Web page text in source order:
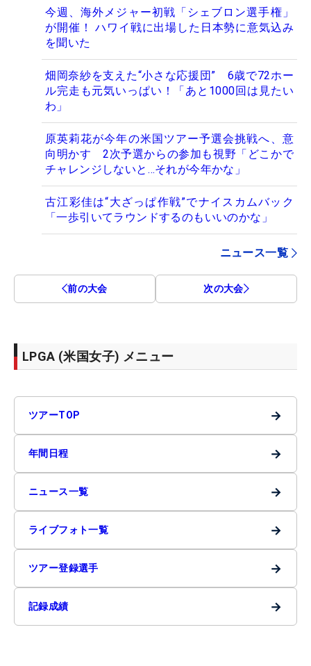
今週、海外メジャー初戦「シェブロン選手権」
が開催！ ハワイ戦に出場した日本勢に意気込み
を聞いた
畑岡奈紗を支えた“小さな応援団” 6歳で72ホー
ル完走も元気いっぱい！「あと1000回は見たい
わ」
原英莉花が今年の米国ツアー予選会挑戦へ、意
向明かす 2次予選からの参加も視野「どこかで
チャレンジしないと…それが今年かな」
古江彩佳は“大ざっぱ作戦”でナイスカムバック
「一歩引いてラウンドするのもいいのかな」
ニュース一覧
前の大会 次の大会
LPGA (米国女子) メニュー
ツアーTOP →
年間日程 →
ニュース一覧 →
ライブフォト一覧 →
ツアー登録選手 →
記録成績 →